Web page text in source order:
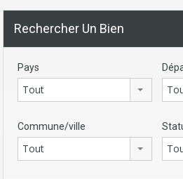
Rechercher Un Bien
Pays
Tout
Commune/ville
Tout